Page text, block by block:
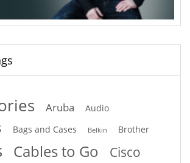
Aruba Audio
Bags and Cases Belkin Brother
Cables to Go Cisco